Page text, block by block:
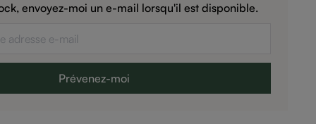
envoyez-moi un e-mail lorsqu'il est disponible.
Prévenez-moi